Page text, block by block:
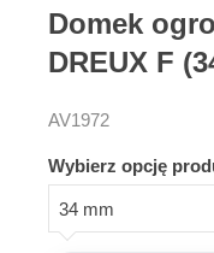
Domek
DREUX F
AV1972
Wybierz opcję
34 mm